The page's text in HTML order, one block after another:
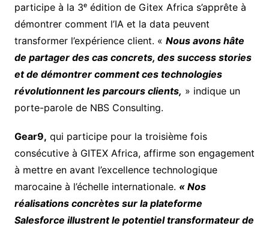
participe à la 3ᵉ édition de Gitex Africa s’apprête à
démontrer comment l’IA et la data peuvent
transformer l’expérience client. « Nous avons hâte
de partager des cas concrets, des success stories
et de démontrer comment ces technologies
révolutionnent les parcours clients, » indique un
porte-parole de NBS Consulting.
Gear9, qui participe pour la troisième fois
consécutive à GITEX Africa, affirme son engagement
à mettre en avant l’excellence technologique
marocaine à l’échelle internationale. « Nos
réalisations concrètes sur la plateforme
Salesforce illustrent le potentiel transformateur de